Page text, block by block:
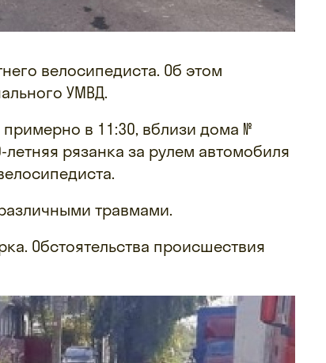
велосипедиста. Об этом
УМВД.
в 11:30, вблизи дома №
рязанка за рулем автомобиля
травмами.
Обстоятельства происшествия